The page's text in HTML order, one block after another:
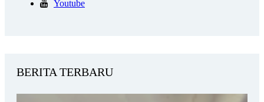
Youtube
BERITA TERBARU